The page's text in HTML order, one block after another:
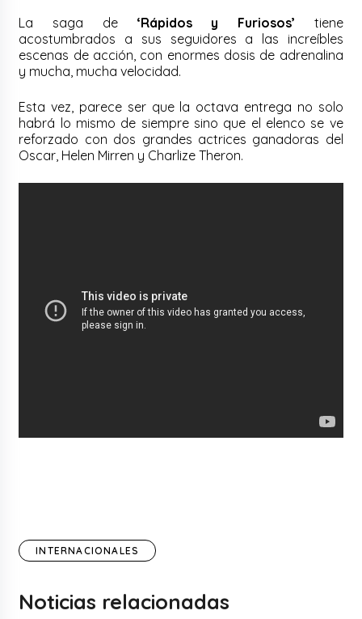
La saga de‘Rápidos y Furiosos’ tiene
acostumbrados a sus seguidores a las increíbles
escenas de acción, con enormes dosis de adrenalina
y mucha, mucha velocidad.
Esta vez, parece ser que la octava entrega no solo
habrá lo mismo de siempre sino que el elenco se ve
reforzado con dos grandes actrices ganadoras del
Oscar, Helen Mirren y Charlize Theron.
INTERNACIONALES
Noticias relacionadas